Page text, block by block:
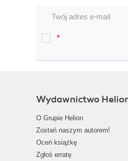
*
Wydawnictwo
O Grupie Helion
Zostań naszym autorem!
Oceń książkę
Zgłoś erratę